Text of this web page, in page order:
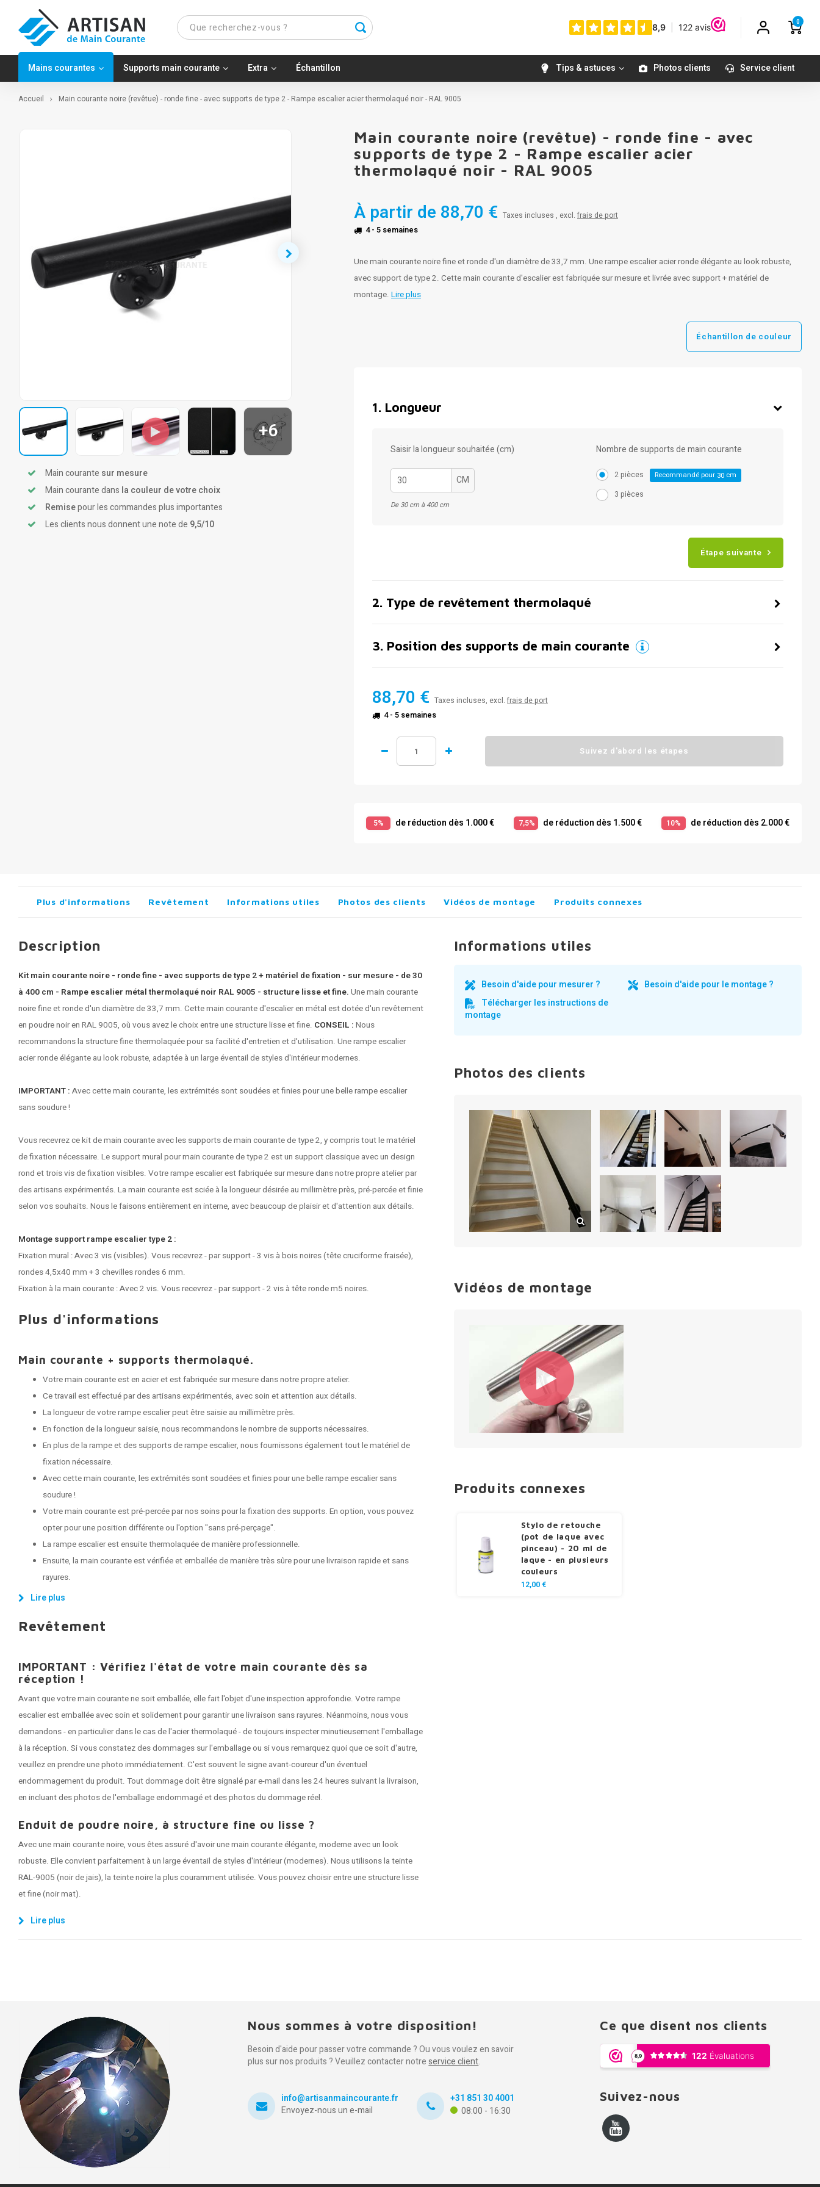
0
Mains courantes Supports main courante Extra Échantillon Tips & astuces Photos clients Service client
Accueil Main courante noire (revêtue) - ronde fine - avec supports de type 2 - Rampe escalier acier thermolaqué noir - RAL 9005
+6
Main courante sur mesure
Main courante dans la couleur de votre choix
Remisepour les commandes plus importantes
Les clients nous donnent une note de 9,5/10
Main courante noire (revêtue) - ronde fine - avec
supports de type 2 - Rampe escalier acier
thermolaqué noir - RAL 9005
À partir de 88,70 € Taxes incluses , excl. frais de port
4 - 5 semaines
Une main courante noire fine et ronde d'un diamètre de 33,7 mm. Une rampe escalier acier ronde élégante au look robuste,
avec support de type 2. Cette main courante d'escalier est fabriquée sur mesure et livrée avec support + matériel de
montage. Lire plus
Échantillon de couleur
1. Longueur
Saisir la longueur souhaitée (cm)
CM
De 30 cm à 400 cm
Nombre de supports de main courante
2 pièces Recommandé pour 30 cm
3 pièces
Étape suivante
2. Type de revêtement thermolaqué
3. Position des supports de main courante
88,70 € Taxes incluses, excl. frais de port
4 - 5 semaines
Suivez d'abord les étapes
5% de réduction dès 1.000 € 7,5% de réduction dès 1.500 € 10% de réduction dès 2.000 €
Plus d'informations Revêtement Informations utiles Photos des clients Vidéos de montage Produits connexes
Description
Kit main courante noire - ronde fine - avec supports de type 2 + matériel de fixation - sur mesure - de 30
à 400 cm - Rampe escalier métal thermolaqué noir RAL 9005 - structure lisse et fine. Unemain courante
noirefine et ronde d'un diamètre de 33,7 mm. Cette main courante d'escalier en métal est dotée d'un revêtement
en poudre noir en RAL 9005, où vous avez le choix entre une structure lisse et fine. CONSEIL : Nous
recommandons la structure fine thermolaquée pour sa facilité d'entretien et d'utilisation. Une rampe escalier
acier ronde élégante au look robuste, adaptée à un large éventail de styles d'intérieur modernes.
IMPORTANT : Avec cette main courante, les extrémités sont soudées et finies pour une belle rampe escalier
sans soudure !
Vous recevrez ce kit de main courante avec les supports de main courante de type 2, y compris tout le matériel
de fixation nécessaire. Le support mural pour main courante de type 2 est un support classique avec un design
rond et trois vis de fixation visibles. Votre rampe escalier est fabriquée sur mesure dans notre propre atelier par
des artisans expérimentés. La main courante est sciée à la longueur désirée au millimètre près, pré-percée et finie
selon vos souhaits. Nous le faisons entièrement en interne, avec beaucoup de plaisir et d'attention aux détails.
Montage support rampe escalier type 2 :
Fixation mural : Avec 3 vis (visibles). Vous recevrez - par support - 3 vis à bois noires (tête cruciforme fraisée),
rondes 4,5x40 mm + 3 chevilles rondes 6 mm.
Fixation à la main courante : Avec 2 vis. Vous recevrez - par support - 2 vis à tête ronde m5 noires.
Plus d'informations
Main courante + supports thermolaqué.
Votre main courante est en acier et est fabriquée sur mesure dans notre propre atelier.
Ce travail est effectué par des artisans expérimentés, avec soin et attention aux détails.
La longueur de votre rampe escalier peut être saisie au millimètre près.
En fonction de la longueur saisie, nous recommandons le nombre de supports nécessaires.
En plus de la rampe et des supports de rampe escalier, nous fournissons également tout le matériel de
fixation nécessaire.
Avec cette main courante, les extrémités sont soudées et finies pour une belle rampe escalier sans
soudure !
Votre main courante est pré-percée par nos soins pour la fixation des supports. En option, vous pouvez
opter pour une position différente ou l'option "sans pré-perçage".
La rampe escalier est ensuite thermolaquée de manière professionnelle.
Ensuite, la main courante est vérifiée et emballée de manière très sûre pour une livraison rapide et sans
rayures.
Lire plus
Revêtement
IMPORTANT : Vérifiez l'état de votre main courante dès sa
réception !
Avant que votre main courante ne soit emballée, elle fait l'objet d'une inspection approfondie. Votre rampe
escalier est emballée avec soin et solidement pour garantir une livraison sans rayures. Néanmoins, nous vous
demandons - en particulier dans le cas de l'acier thermolaqué - de toujours inspecter minutieusement l'emballage
à la réception. Si vous constatez des dommages sur l'emballage ou si vous remarquez quoi que ce soit d'autre,
veuillez en prendre une photo immédiatement. C'est souvent le signe avant-coureur d'un éventuel
endommagement du produit. Tout dommage doit être signalé par e-mail dans les 24 heures suivant la livraison,
en incluant des photos de l'emballage endommagé et des photos du dommage réel.
Enduit de poudre noire, à structure fine ou lisse ?
Avec une main courante noire, vous êtes assuré d'avoir une main courante élégante, moderne avec un look
robuste. Elle convient parfaitement à un large éventail de styles d'intérieur (modernes). Nous utilisons la teinte
RAL-9005 (noir de jais), la teinte noire la plus couramment utilisée. Vous pouvez choisir entre une structure lisse
et fine (noir mat).
Lire plus
Informations utiles
Besoin d'aide pour mesurer ?
Besoin d'aide pour le montage ?
Télécharger les instructions de
montage
Photos des clients
Vidéos de montage
Produits connexes
Stylo de retouche
(pot de laque avec
pinceau) - 20 ml de
laque - en plusieurs
couleurs
12,00 €
Nous sommes à votre disposition!
Besoin d'aide pour passer votre commande ? Ou vous voulez en savoir
plus sur nos produits ? Veuillez contacter notreservice client.
info@artisanmaincourante.fr
Envoyez-nous un e-mail
+31 851 30 4001
08:00 - 16:30
Ce que disent nos clients
Suivez-nous